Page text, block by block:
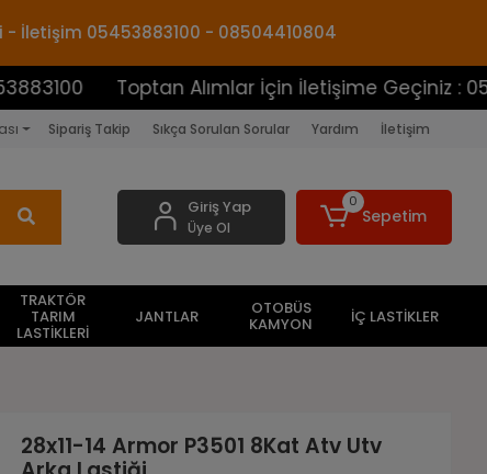
- İletişim 05453883100 - 08504410804
Toptan Alımlar İçin İletişime Geçiniz :
Sipariş Takip Sıkça Sorulan Sorular Yardım İletişim
Giriş Yap
Üye Ol
0
Sepetim
TRAKTÖR
TARIM
LASTİKLERİ
JANTLAR OTOBÜS
KAMYON İÇ LASTİKLER
28x11-14 Armor P3501 8Kat Atv Utv